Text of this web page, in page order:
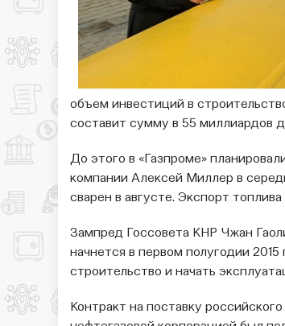
объем инвестиций в
составит сумму в 55 миллиардов
До этого в «Газпроме»
компании Алексей Миллер в
сварен в августе. Экспорт
Зампред Госсовета КНР Чжан
начнется в первом полугодии
строительство и начать
Контракт на поставку